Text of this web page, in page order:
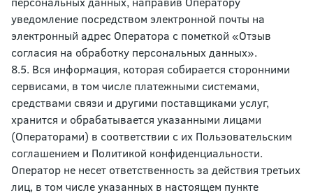
уведомление посредством электронной почты на
электронный адрес Оператора с пометкой «Отзыв
согласия на обработку персональных данных».
8.5. Вся информация, которая собирается сторонними
сервисами, в том числе платежными системами,
средствами связи и другими поставщиками услуг,
хранится и обрабатывается указанными лицами
(Операторами) в соответствии с их Пользовательским
соглашением и Политикой конфиденциальности.
Оператор не несет ответственность за действия третьих
лиц, в том числе указанных в настоящем пункте